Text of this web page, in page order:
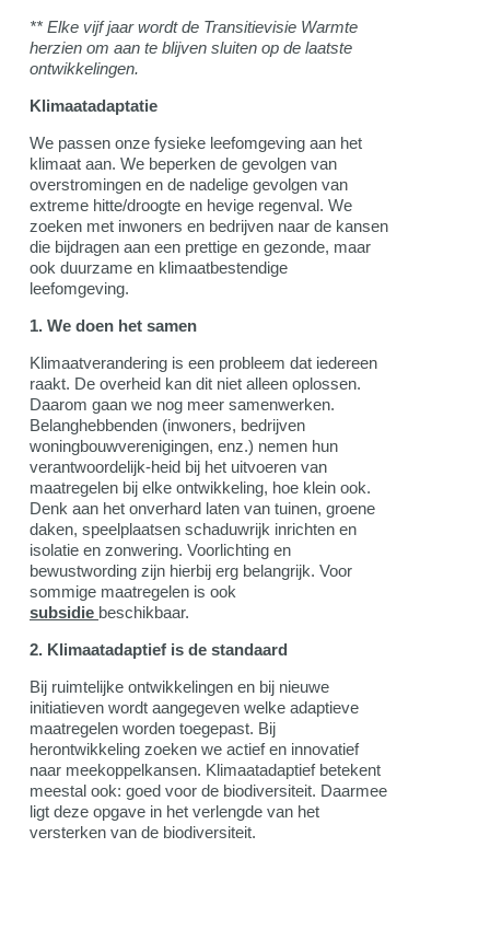
** Elke vijf jaar wordt de Transitievisie Warmte
herzien om aan te blijven sluiten op de laatste
ontwikkelingen.
Klimaatadaptatie
We passen onze fysieke leefomgeving aan het
klimaat aan. We beperken de gevolgen van
overstromingen en de nadelige gevolgen van
extreme hitte/droogte en hevige regenval. We
zoeken met inwoners en bedrijven naar de kansen
die bijdragen aan een prettige en gezonde, maar
ook duurzame en klimaatbestendige
leefomgeving.
1. We doen het samen
Klimaatverandering is een probleem dat iedereen
raakt. De overheid kan dit niet alleen oplossen.
Daarom gaan we nog meer samenwerken.
Belanghebbenden (inwoners, bedrijven
woningbouwverenigingen, enz.) nemen hun
verantwoordelijk-heid bij het uitvoeren van
maatregelen bij elke ontwikkeling, hoe klein ook.
Denk aan het onverhard laten van tuinen, groene
daken, speelplaatsen schaduwrijk inrichten en
isolatie en zonwering. Voorlichting en
bewustwording zijn hierbij erg belangrijk. Voor
sommige maatregelen is ook
subsidie beschikbaar.
2. Klimaatadaptief is de standaard
Bij ruimtelijke ontwikkelingen en bij nieuwe
initiatieven wordt aangegeven welke adaptieve
maatregelen worden toegepast. Bij
herontwikkeling zoeken we actief en innovatief
naar meekoppelkansen. Klimaatadaptief betekent
meestal ook: goed voor de biodiversiteit. Daarmee
ligt deze opgave in het verlengde van het
versterken van de biodiversiteit.